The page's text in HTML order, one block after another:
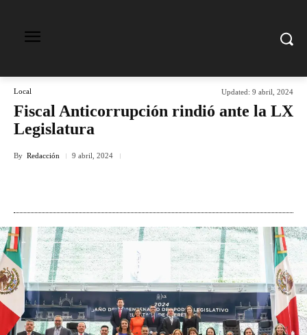
Local Updated: 9 abril, 2024
Fiscal Anticorrupción rindió ante la LX
Legislatura
By Redacción 9 abril, 2024